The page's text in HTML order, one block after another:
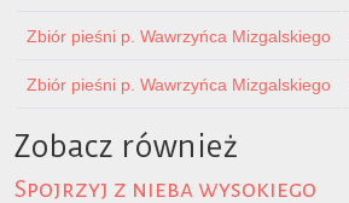
Zbiór pieśni p. Wawrzyńca Mizgalskiego
Zbiór pieśni p. Wawrzyńca Mizgalskiego
Zobacz również
Spojrzyj z nieba wysokiego